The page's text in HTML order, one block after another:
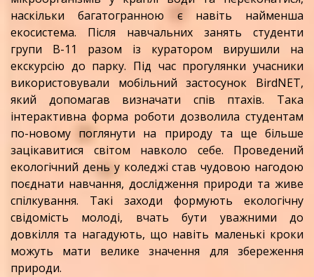
наскільки багатогранною є навіть найменша
екосистема. Після навчальних занять студенти
групи В-11 разом із куратором вирушили на
екскурсію до парку. Під час прогулянки учасники
використовували мобільний застосунок BirdNET,
який допомагав визначати спів птахів. Така
інтерактивна форма роботи дозволила студентам
по-новому поглянути на природу та ще більше
зацікавитися світом навколо себе. Проведений
екологічний день у коледжі став чудовою нагодою
поєднати навчання, дослідження природи та живе
спілкування. Такі заходи формують екологічну
свідомість молоді, вчать бути уважними до
довкілля та нагадують, що навіть маленькі кроки
можуть мати велике значення для збереження
природи.